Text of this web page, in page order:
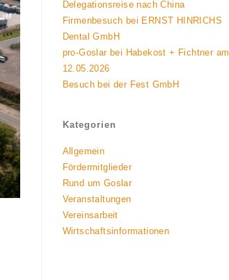
Delegationsreise nach China
Firmenbesuch bei ERNST HINRICHS
Dental GmbH
pro-Goslar bei Habekost + Fichtner am
12.05.2026
Besuch bei der Fest GmbH
Kategorien
Allgemein
Fördermitglieder
Rund um Goslar
Veranstaltungen
Vereinsarbeit
Wirtschaftsinformationen